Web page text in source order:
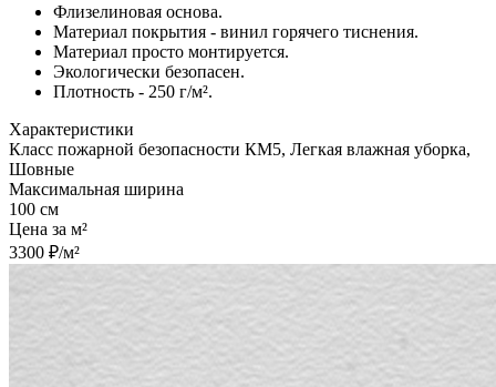
Флизелиновая основа.
Материал покрытия - винил горячего тиснения.
Материал просто монтируется.
Экологически безопасен.
Плотность - 250 г/м².
Характеристики
Класс пожарной безопасности КМ5, Легкая влажная уборка,
Шовные
Максимальная ширина
100 см
Цена за м²
3300 ₽/м²